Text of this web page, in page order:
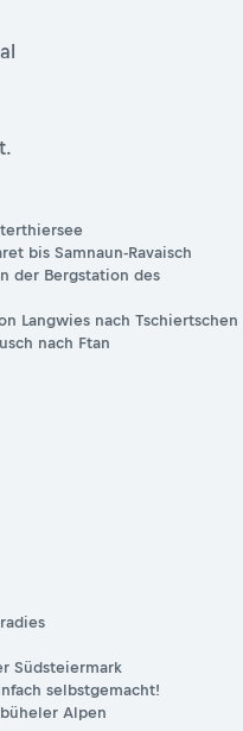
bis Samnaun-Ravaisch
der Bergstation des
Langwies nach Tschiertschen
nach Ftan
Südsteiermark
selbstgemacht!
Alpen